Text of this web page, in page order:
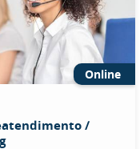
Online
/